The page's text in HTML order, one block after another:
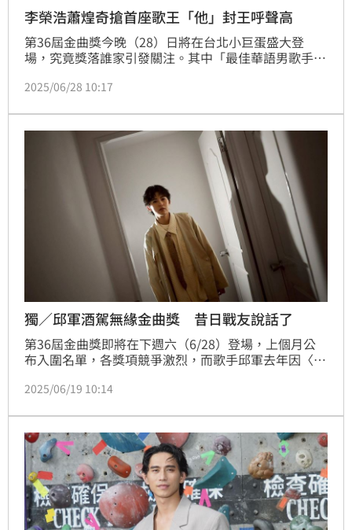
李榮浩蕭煌奇搶首座歌王「他」封王呼聲高
第36屆金曲獎今晚（28）日將在台北小巨蛋盛大登
場，究竟獎落誰家引發關注。其中「最佳華語男歌手
霖PoLin、蕭煌奇、林家謙、呂士軒、李榮浩共同角
賊進行預測。
2025/06/28 10:17
獨／邱軍酒駕無緣金曲獎 昔日戰友說話了
第36屆金曲獎即將在下週六（6/28）登場，上個月公
布入圍名單，各獎項競爭激烈，而歌手邱軍去年因〈運
酒駕撞死人遭起訴，而斷送演藝生涯。對此，昔日節目
2025/06/19 10:14